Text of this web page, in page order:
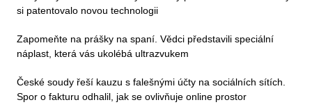
si patentovalo novou technologii
Zapomeňte na prášky na spaní. Vědci představili speciální
náplast, která vás ukolébá ultrazvukem
České soudy řeší kauzu s falešnými účty na sociálních sítích.
Spor o fakturu odhalil, jak se ovlivňuje online prostor